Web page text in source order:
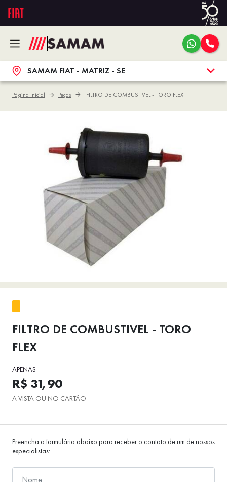
SAMAM FIAT - MATRIZ - SE
Página Inicial Peças FILTRO DE COMBUSTIVEL - TORO FLEX
FILTRO DE COMBUSTIVEL - TORO
FLEX
APENAS
R$ 31,90
A VISTA OU NO CARTÃO
Preencha o formulário abaixo para receber o contato de um de nossos
especialistas: